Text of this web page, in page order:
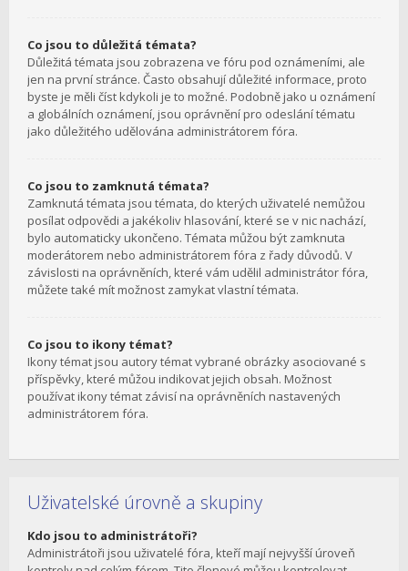
Co jsou to důležitá témata?
Důležitá témata jsou zobrazena ve fóru pod oznámeními, ale
jen na první stránce. Často obsahují důležité informace, proto
byste je měli číst kdykoli je to možné. Podobně jako u oznámení
a globálních oznámení, jsou oprávnění pro odeslání tématu
jako důležitého udělována administrátorem fóra.
Co jsou to zamknutá témata?
Zamknutá témata jsou témata, do kterých uživatelé nemůžou
posílat odpovědi a jakékoliv hlasování, které se v nic nachází,
bylo automaticky ukončeno. Témata můžou být zamknuta
moderátorem nebo administrátorem fóra z řady důvodů. V
závislosti na oprávněních, které vám udělil administrátor fóra,
můžete také mít možnost zamykat vlastní témata.
Co jsou to ikony témat?
Ikony témat jsou autory témat vybrané obrázky asociované s
příspěvky, které můžou indikovat jejich obsah. Možnost
používat ikony témat závisí na oprávněních nastavených
administrátorem fóra.
Uživatelské úrovně a skupiny
Kdo jsou to administrátoři?
Administrátoři jsou uživatelé fóra, kteří mají nejvyšší úroveň